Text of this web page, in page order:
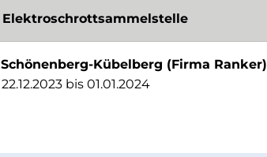
Elektroschrottsammelstelle
Schönenberg-Kübelberg (Firma Ranker)
22.12.2023 bis 01.01.2024